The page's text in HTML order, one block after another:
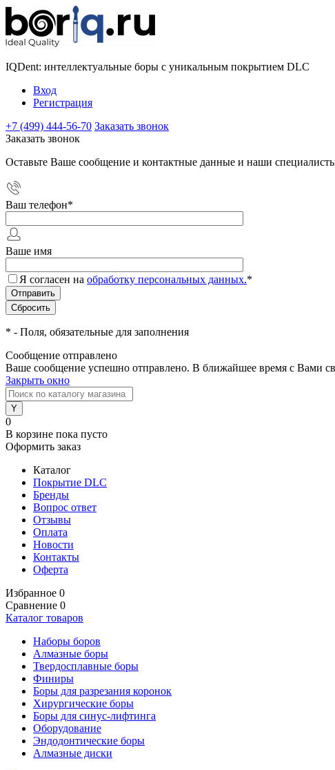
IQDent: интеллектуальные боры с уникальным покрытием DLC
Вход
Регистрация
+7 (499) 444-56-70 Заказать звонок
Заказать звонок
Оставьте Ваше сообщение и контактные данные и наши
Ваш телефон*
Ваше имя
Я согласен на обработку персональных данных.*
* - Поля, обязательные для заполнения
Сообщение отправлено
Ваше сообщение успешно отправлено. В ближайшее время с Вами
Закрыть окно
0
В корзине пока пусто
Оформить заказ
Каталог
Покрытие DLC
Бренды
Вопрос ответ
Отзывы
Оплата
Новости
Контакты
Оферта
Избранное 0
Сравнение 0
Каталог товаров
Наборы боров
Алмазные боры
Твердосплавные боры
Финиры
Боры для разрезания коронок
Хирургические боры
Боры для синус-лифтинга
Оборудование
Эндодонтические боры
Алмазные диски